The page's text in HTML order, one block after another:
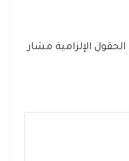
الحقول الإلزامية مشار